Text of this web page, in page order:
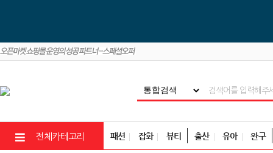
전체카테고리 패션 잡화 뷰티 출산 유아 완구